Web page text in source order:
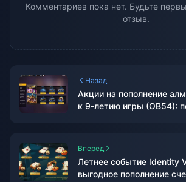
Комментариев пока нет. Будьте
отзыв.
Назад
Акции на пополнение
к 9-летию игры (OB54):
Вперед
Летнее событие Identity
выгодное пополнение